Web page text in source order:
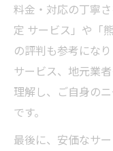
料金・対応の丁寧
定 サービス」や「
の評判も参考にな
サービス、地元業
理解し、ご自身の
です。
最後に、安価なサ